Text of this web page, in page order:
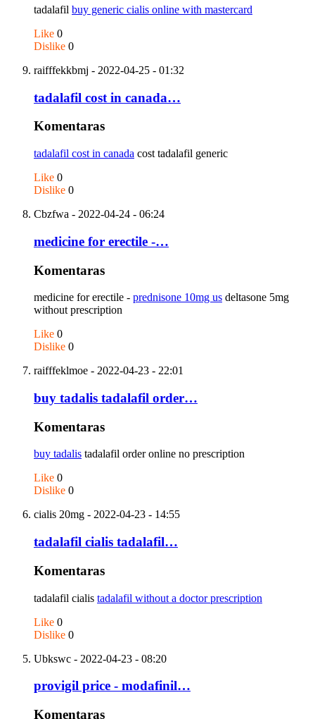
tadalafil buy generic cialis online with mastercard
Like 0
Dislike 0
raifffekkbmj - 2022-04-25 - 01:32
tadalafil cost in canada…
Komentaras
tadalafil cost in canada cost tadalafil generic
Like 0
Dislike 0
Cbzfwa - 2022-04-24 - 06:24
medicine for erectile -…
Komentaras
medicine for erectile - prednisone 10mg us deltasone 5mg
without prescription
Like 0
Dislike 0
raifffeklmoe - 2022-04-23 - 22:01
buy tadalis tadalafil order…
Komentaras
buy tadalis tadalafil order online no prescription
Like 0
Dislike 0
cialis 20mg - 2022-04-23 - 14:55
tadalafil cialis tadalafil…
Komentaras
tadalafil cialis tadalafil without a doctor prescription
Like 0
Dislike 0
Ubkswc - 2022-04-23 - 08:20
provigil price - modafinil…
Komentaras